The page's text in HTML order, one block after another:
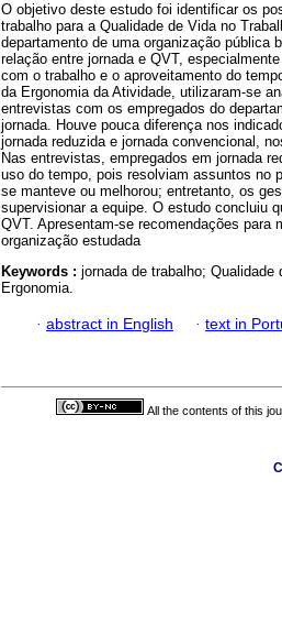
O objetivo deste estudo foi identificar os
trabalho para a Qualidade de Vida no
departamento de uma organização pública
relação entre jornada e QVT,
com o trabalho e o aproveitamento do
da Ergonomia da Atividade, utilizaram-se
entrevistas com os empregados do
jornada. Houve pouca diferença nos
jornada reduzida e jornada convencional,
Nas entrevistas, empregados em jornada
uso do tempo, pois resolviam assuntos no
se manteve ou melhorou; entretanto, os
supervisionar a equipe. O estudo concluiu
QVT. Apresentam-se recomendações
organização estudada
Keywords : jornada de trabalho;
Ergonomia.
· abstract in English · text in
All the contents of this